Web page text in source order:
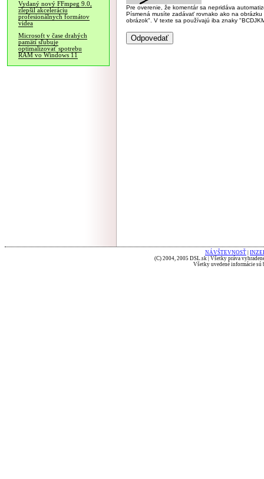
Vydaný nový FFmpeg 9.0,
zlepšil akceleráciu
profesionálnych formátov
videa
Microsoft v čase drahých
pamätí sľubuje
optimalizovať spotrebu
RAM vo Windows 11
Pre overenie, že komentár sa nepridáva
Písmená musíte zadávať rovnako ako na
obrázok". V texte sa používajú iba znaky
NÁVŠTEVNOSŤ
(C) 2004, 2005 DSL.sk | Všetky práva
Všetky uvedené informácie sú